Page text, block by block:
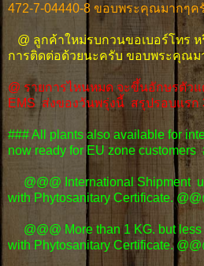
472-7-04440-8 ขอบพระคุณมากๆค
@ ลูกค้าใหม่รบกวนขอเบอร์โทร
การติดต่อด้วยนะครับ ขอบพระคุณม
@ รายการไหนหมด จะขึ้นอักษรตัว
EMS ส่งของวันพรุ่งนี้ สรุปรอบแรก
### All plants also available for
now ready for EU zone customers
@@@ International Shipment
with Phytosanitary Certificate.
@@@ More than 1 KG. but less
with Phytosanitary Certificate.